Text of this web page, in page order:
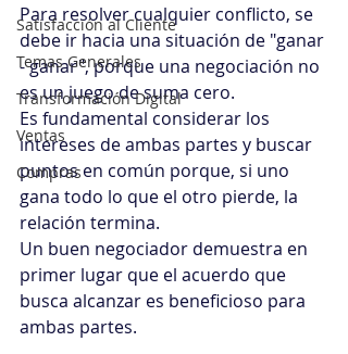
Satisfacción al Cliente
Temas Generales
Transformación Digital
Ventas
Compras
Para resolver cualquier conflicto, se
debe ir hacia una situación de "ganar
- ganar", porque una negociación no
es un juego de suma cero.
Es fundamental considerar los
intereses de ambas partes y buscar
puntos en común porque, si uno
gana todo lo que el otro pierde, la
relación termina.
Un buen negociador demuestra en
primer lugar que el acuerdo que
busca alcanzar es beneficioso para
ambas partes.